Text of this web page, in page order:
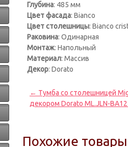
Глубина: 485 мм
Цвет фасада: Bianco
Цвет столешницы: Bianco
Раковина: Одинарная
Монтаж: Напольный
Материал: Массив
Декор: Dorato
← Тумба со столешницей
декором Dorato ML.JLN-
Похожие товары